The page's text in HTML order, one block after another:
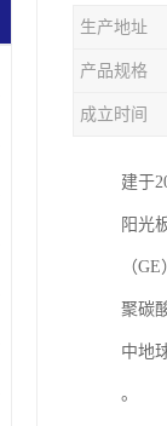
生产地址
产品规格
成立时间
建于
阳光
（
聚碳
中地
。